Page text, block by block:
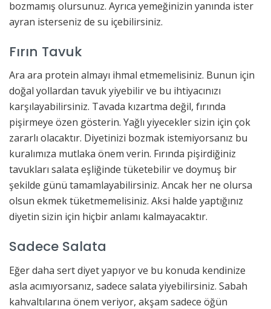
bozmamış olursunuz. Ayrıca yemeğinizin yanında ister
ayran isterseniz de su içebilirsiniz.
Fırın Tavuk
Ara ara protein almayı ihmal etmemelisiniz. Bunun için
doğal yollardan tavuk yiyebilir ve bu ihtiyacınızı
karşılayabilirsiniz. Tavada kızartma değil, fırında
pişirmeye özen gösterin. Yağlı yiyecekler sizin için çok
zararlı olacaktır. Diyetinizi bozmak istemiyorsanız bu
kuralımıza mutlaka önem verin. Fırında pişirdiğiniz
tavukları salata eşliğinde tüketebilir ve doymuş bir
şekilde günü tamamlayabilirsiniz. Ancak her ne olursa
olsun ekmek tüketmemelisiniz. Aksi halde yaptığınız
diyetin sizin için hiçbir anlamı kalmayacaktır.
Sadece Salata
Eğer daha sert diyet yapıyor ve bu konuda kendinize
asla acımıyorsanız, sadece salata yiyebilirsiniz. Sabah
kahvaltılarına önem veriyor, akşam sadece öğün